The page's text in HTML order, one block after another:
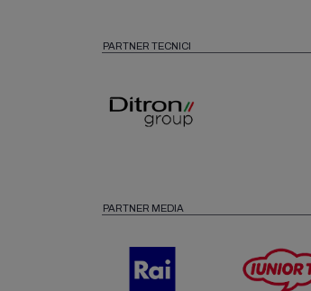
PARTNER TECNICI
PARTNER MEDIA